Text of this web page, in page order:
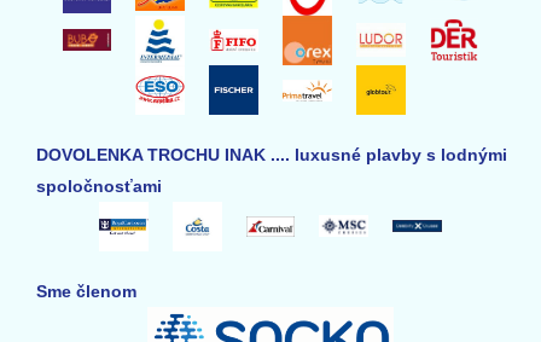
DOVOLENKA TROCHU INAK .... luxusné plavby s lodnými
spoločnosťami
Sme členom